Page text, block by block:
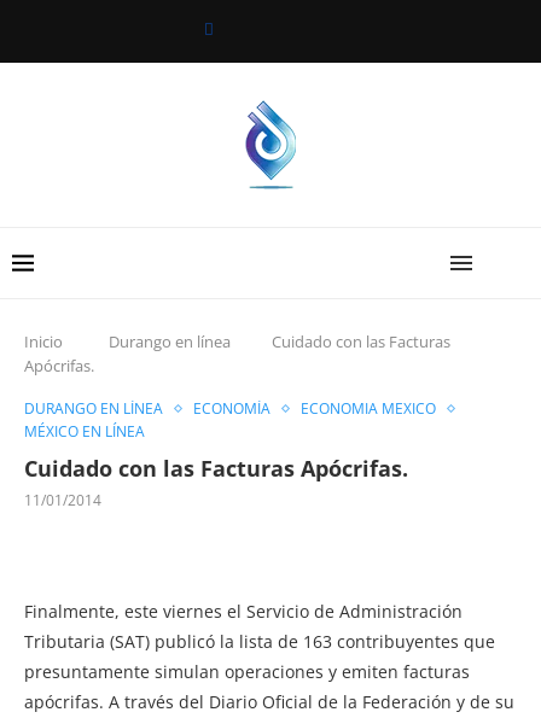
Inicio Durango en línea
Cuidado con las Facturas
Apócrifas.
DURANGO EN LÍNEA ECONOMÍA
ECONOMIA MEXICO
MÉXICO EN LÍNEA
Cuidado con las Facturas Apócrifas.
11/01/2014
Finalmente, este viernes el Servicio de Administración
Tributaria (SAT) publicó la lista de 163 contribuyentes que
presuntamente simulan operaciones y emiten facturas
apócrifas. A través del Diario Oficial de la Federación y de su